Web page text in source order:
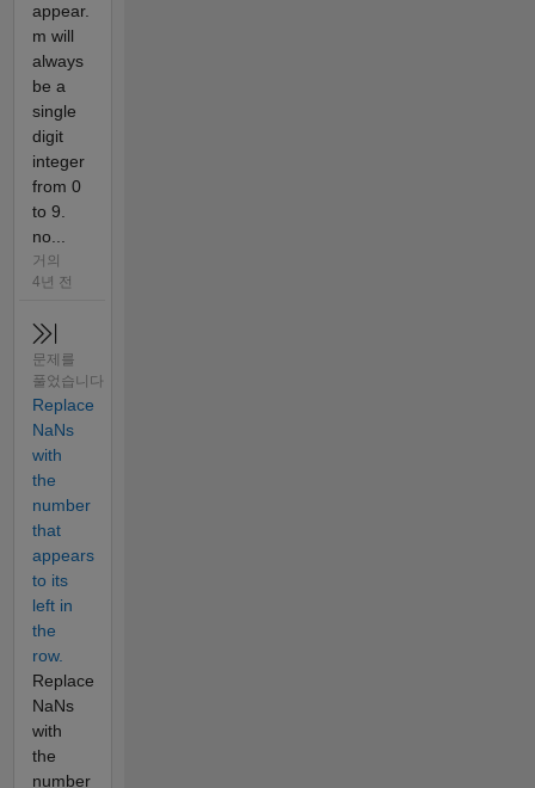
appear.
m will
always
be a
single
digit
integer
from 0
to 9.
no...
거의
4년 전
문제를
풀었습니다
Replace
NaNs
with
the
number
that
appears
to its
left in
the
row.
Replace
NaNs
with
the
number